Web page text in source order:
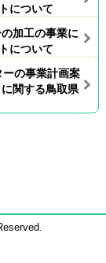
について
加工の事業に
について
ーの事業計画案
関する鳥取県